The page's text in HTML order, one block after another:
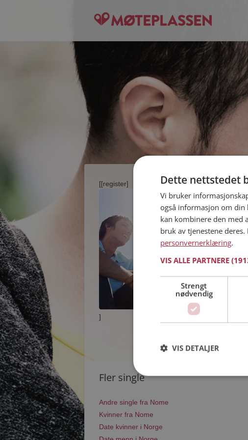
[[register]
]
Fler single
Andre single fra Nome
Kvinner fra Nome
Date kvinner i Norge
Dette nettstedet
Vi bruker
også informasjon om din
kan kombinere den med
bruk av tjenestene deres.
personvernerklæring.
VIS ALLE PARTNERE
Strengt
nødvendig
VIS DETALJER